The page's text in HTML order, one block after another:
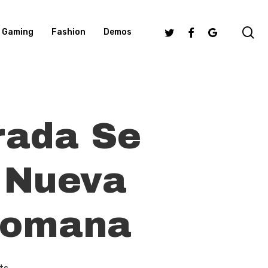
Gaming Fashion Demos TwitterFacebookGoogle-
Se